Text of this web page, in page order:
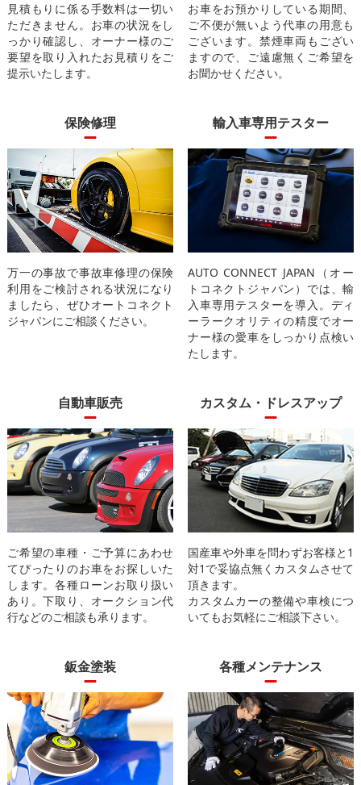
見積もりに係る手数料は一切い
ただきません。お車の状況をし
っかり確認し、オーナー様のご
要望を取り入れたお見積りをご
提示いたします。
お車をお預かりしている期間、
ご不便が無いよう代車の用意も
ございます。禁煙車両もござい
ますので、ご遠慮無くご希望を
お聞かせください。
保険修理
万一の事故で事故車修理の保険
利用をご検討される状況になり
ましたら、ぜひオートコネクト
ジャパンにご相談ください。
輸入車専用テスター
AUTO CONNECT JAPAN（オー
トコネクトジャパン）では、輸
入車専用テスターを導入。ディ
ーラークオリティの精度でオー
ナー様の愛車をしっかり点検い
たします。
自動車販売
ご希望の車種・ご予算にあわせ
てぴったりのお車をお探しいた
します。各種ローンお取り扱い
あり。下取り、オークション代
行などのご相談も承ります。
カスタム・ドレスアップ
国産車や外車を問わずお客様と1
対1で妥協点無くカスタムさせて
頂きます。
カスタムカーの整備や車検につ
いてもお気軽にご相談下さい。
鈑金塗装 各種メンテナンス